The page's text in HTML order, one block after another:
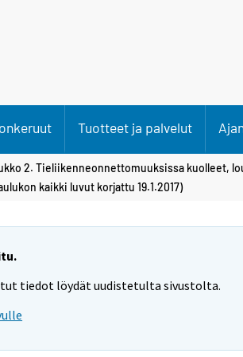
Tuotteet ja palvelut
2. Tieliikenneonnettomuuksissa kuolleet,
kaikki luvut korjattu 19.1.2017)
tiedot löydät uudistetulta sivustolta.